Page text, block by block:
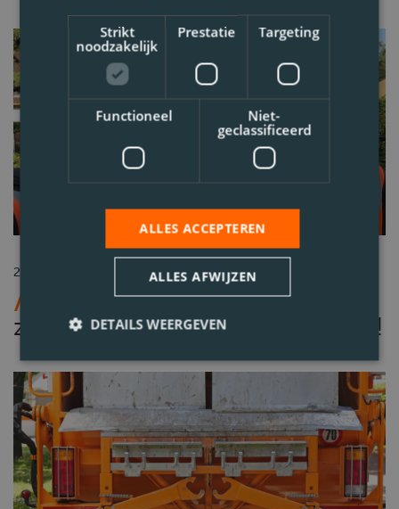
29-02-2024
Geert stapt samen met zijn
zoon achter op de vuilniswagen!
Strikt
noodzakelijk
Prestatie Targeting
Functioneel
Niet-
geclassificeerd
ALLES ACCEPTEREN
ALLES AFWIJZEN
DETAILS WEERGEVEN